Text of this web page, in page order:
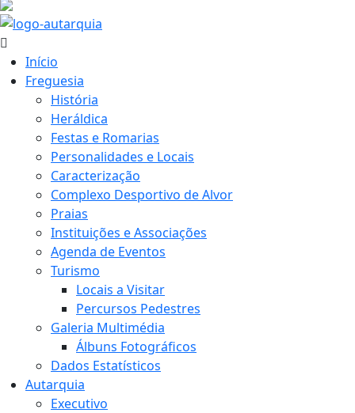
Início
Freguesia
História
Heráldica
Festas e Romarias
Personalidades e Locais
Caracterização
Complexo Desportivo de Alvor
Praias
Instituições e Associações
Agenda de Eventos
Turismo
Locais a Visitar
Percursos Pedestres
Galeria Multimédia
Álbuns Fotográficos
Dados Estatísticos
Autarquia
Executivo